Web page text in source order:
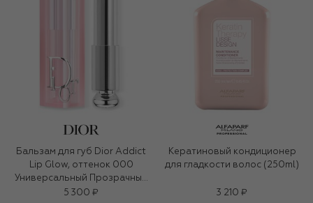
Бальзам для губ Dior Addict
Lip Glow, оттенок 000
Универсальный Прозрачный
(3,2g)
5 300 ₽
Кератиновый кондиционер
для гладкости волос (250ml)
3 210 ₽